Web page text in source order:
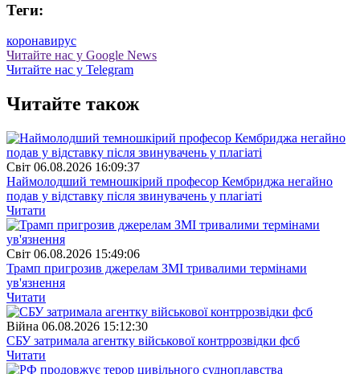
Теги:
коронавирус
Читайте нас у Google News
Читайте нас у Telegram
Читайте також
Свiт 06.08.2026 16:09:37
Наймолодший темношкірий професор Кембриджа негайно
подав у відставку після звинувачень у плагіаті
Читати
Свiт 06.08.2026 15:49:06
Трамп пригрозив джерелам ЗМІ тривалими термінами
ув'язнення
Читати
Війна 06.08.2026 15:12:30
СБУ затримала агентку військової контррозвідки фсб
Читати